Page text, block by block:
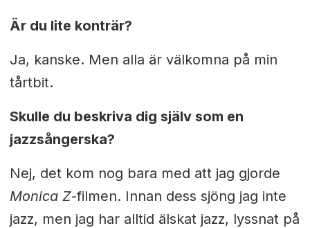
Är du lite konträr?
Ja, kanske. Men alla är välkomna på min
tårtbit.
Skulle du beskriva dig själv som en
jazzsångerska?
Nej, det kom nog bara med att jag gjorde
Monica Z-filmen. Innan dess sjöng jag inte
jazz, men jag har alltid älskat jazz, lyssnat på